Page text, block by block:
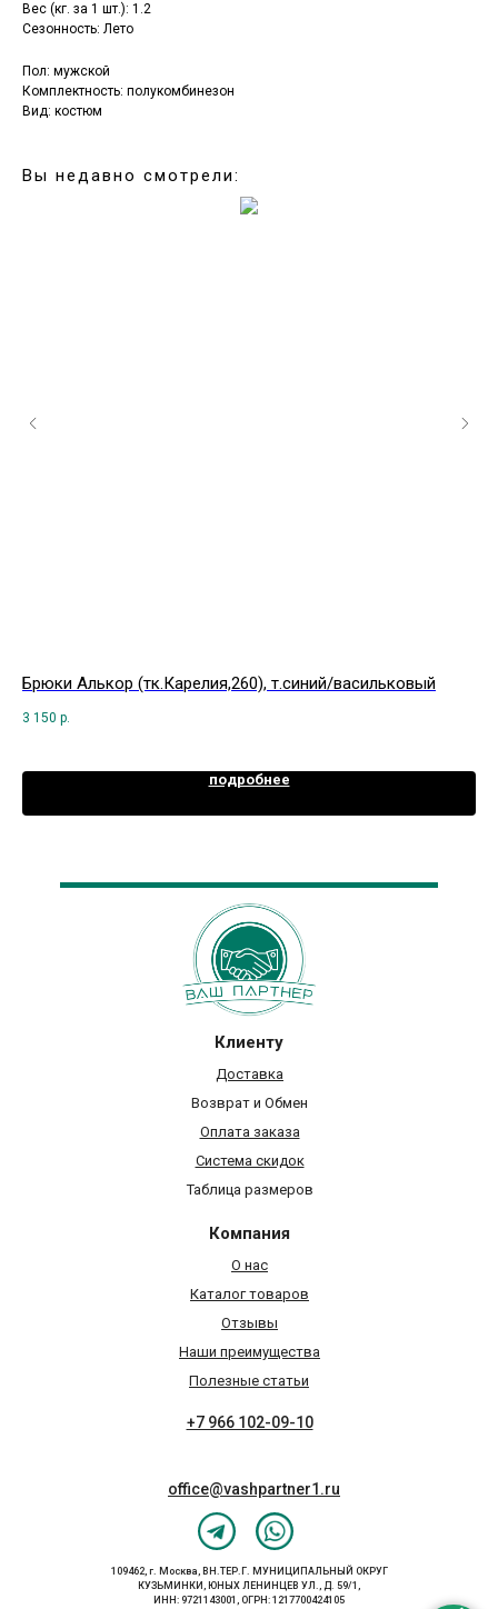
Вес (кг. за 1 шт.): 1.2
Сезонность: Лето
Пол: мужской
Комплектность: полукомбинезон
Вид: костюм
Вы недавно смотрели:
Брюки Алькор (тк.Карелия,260), т.синий/васильковый
3 150 р.
подробнее
Доставка
Возврат и Обмен
Система скидок
Таблица размеров
Оплата заказа
Клиенту
О нас
Каталог товаров
Наши преимущества
Полезные статьи
Отзывы
Компания
+7 966 102-09-10
office@vashpartner1.ru
109462, г. Москва, ВН.ТЕР.Г. МУНИЦИПАЛЬНЫЙ ОКРУГ
КУЗЬМИНКИ, ЮНЫХ ЛЕНИНЦЕВ УЛ., Д. 59/1,
ИНН: 9721143001, ОГРН: 1217700424105